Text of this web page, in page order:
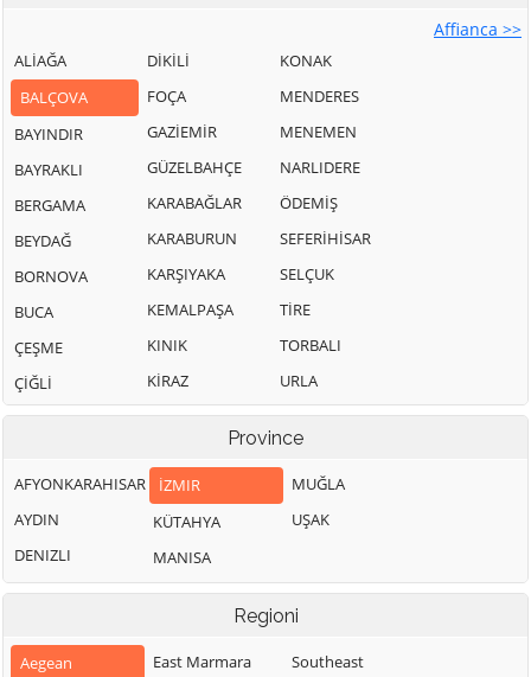
Affianca >>
ALİAĞA
BALÇOVA
BAYINDIR
BAYRAKLI
BERGAMA
BEYDAĞ
BORNOVA
BUCA
ÇEŞME
ÇİĞLİ
DİKİLİ
FOÇA
GAZİEMİR
GÜZELBAHÇE
KARABAĞLAR
KARABURUN
KARŞIYAKA
KEMALPAŞA
KINIK
KİRAZ
KONAK
MENDERES
MENEMEN
NARLIDERE
ÖDEMİŞ
SEFERİHİSAR
SELÇUK
TİRE
TORBALI
URLA
Province
AFYONKARAHISAR
AYDIN
DENIZLI
İZMIR
KÜTAHYA
MANISA
MUĞLA
UŞAK
Regioni
Aegean
East Marmara
Southeast